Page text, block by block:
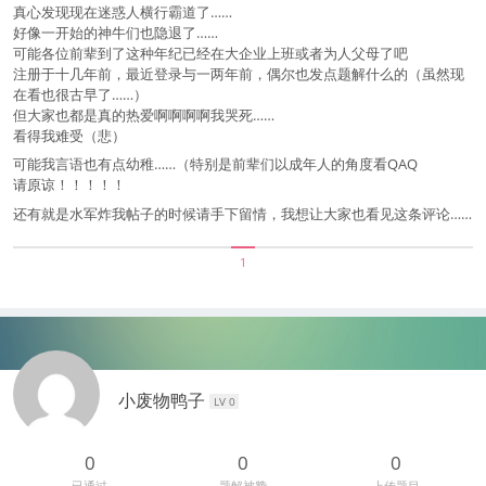
真心发现现在迷惑人横行霸道了……
好像一开始的神牛们也隐退了……
可能各位前辈到了这种年纪已经在大企业上班或者为人父母了吧
注册于十几年前，最近登录与一两年前，偶尔也发点题解什么的（虽然现
在看也很古早了……）
但大家也都是真的热爱啊啊啊啊我哭死……
看得我难受（悲）
可能我言语也有点幼稚……（特别是前辈们以成年人的角度看QAQ
请原谅！！！！！
还有就是水军炸我帖子的时候请手下留情，我想让大家也看见这条评论……
1
小废物鸭子 LV 0
0 0 0